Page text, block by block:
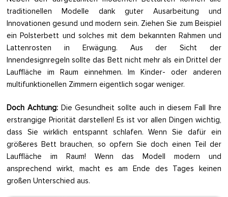
traditionellen Modelle dank guter Ausarbeitung und
Innovationen gesund und modern sein. Ziehen Sie zum Beispiel
ein Polsterbett und solches mit dem bekannten Rahmen und
Lattenrosten in Erwägung. Aus der Sicht der
Innendesignregeln sollte das Bett nicht mehr als ein Drittel der
Lauffläche im Raum einnehmen. Im Kinder- oder anderen
multifunktionellen Zimmern eigentlich sogar weniger.
Doch Achtung:Die Gesundheit sollte auch in diesem Fall Ihre
erstrangige Priorität darstellen! Es ist vor allen Dingen wichtig,
dass Sie wirklich entspannt schlafen. Wenn Sie dafür ein
größeres Bett brauchen, so opfern Sie doch einen Teil der
Lauffläche im Raum! Wenn das Modell modern und
ansprechend wirkt, macht es am Ende des Tages keinen
großen Unterschied aus.